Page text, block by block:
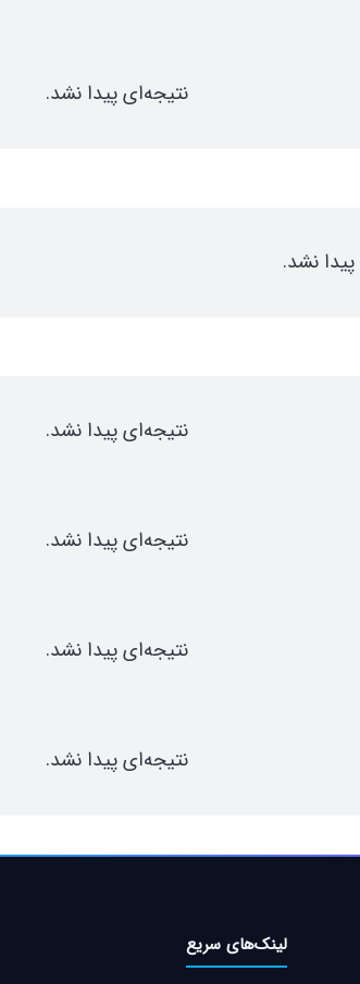
نتیجه‌ای پیدا نشد.
نشد.
نتیجه‌ای پیدا نشد.
نتیجه‌ای پیدا نشد.
نتیجه‌ای پیدا نشد.
نتیجه‌ای پیدا نشد.
لینک‌های سریع